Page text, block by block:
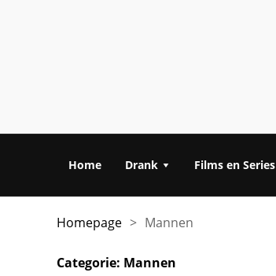
Home Drank Films en Series
Homepage > Mannen
Categorie: Mannen